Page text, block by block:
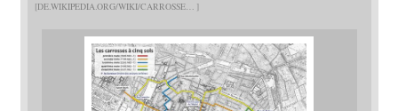
DE.WIKIPEDIA.ORG/WIKI/CARROSSE